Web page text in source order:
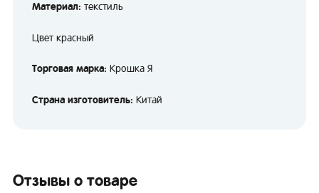
Материал: текстиль
Цвет красный
Торговая марка: Крошка Я
Страна изготовитель: Китай
Отзывы о товаре